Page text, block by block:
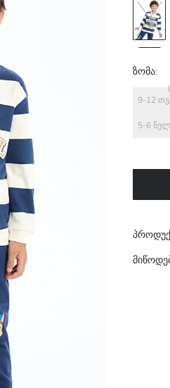
ზომა:
9-12
5-6